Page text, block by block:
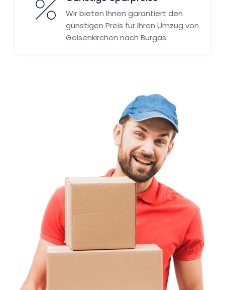
Wir bieten Ihnen garantiert den
günstigen Preis für Ihren Umzug von
Gelsenkirchen nach Burgas.